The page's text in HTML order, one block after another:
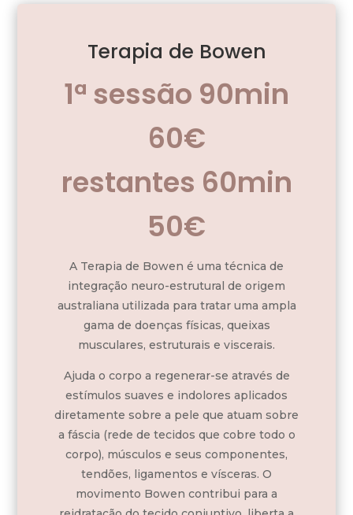
Terapia de Bowen
1ª sessão 90min
60€
restantes 60min
50€
A Terapia de Bowen é uma técnica de
integração neuro-estrutural de origem
australiana utilizada para tratar uma ampla
gama de doenças físicas, queixas
musculares, estruturais e viscerais.
Ajuda o corpo a regenerar-se através de
estímulos suaves e indolores aplicados
diretamente sobre a pele que atuam sobre
a fáscia (rede de tecidos que cobre todo o
corpo), músculos e seus componentes,
tendões, ligamentos e vísceras. O
movimento Bowen contribui para a